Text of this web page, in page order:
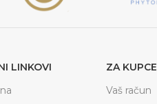
LINKOVI
ZA KUPCE
Vaš račun